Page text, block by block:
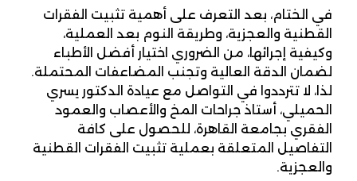
في الختام، بعد التعرف على أهمية تثبيت الفقرات
القطنية والعجزية، وطريقة النوم بعد العملية،
وكيفية إجرائها، من الضروري اختيار أفضل الأطباء
لضمان الدقة العالية وتجنب المضاعفات المحتملة.
لذا، لا تترددوا في التواصل مع عيادة الدكتور يسري
الحميلي، أستاذ جراحات المخ والأعصاب والعمود
الفقري بجامعة القاهرة، للحصول على كافة
التفاصيل المتعلقة بعملية تثبيت الفقرات القطنية
والعجزية.